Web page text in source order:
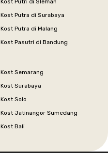
Kost Putri di Sleman
Kost Putra di Surabaya
Kost Putra di Malang
Kost Pasutri di Bandung
Kost Semarang
Kost Surabaya
Kost Solo
Kost Jatinangor Sumedang
Kost Bali